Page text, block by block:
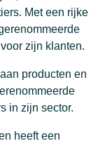
Met een rijke
zijn klanten.
producten en
in zijn sector.
heeft een